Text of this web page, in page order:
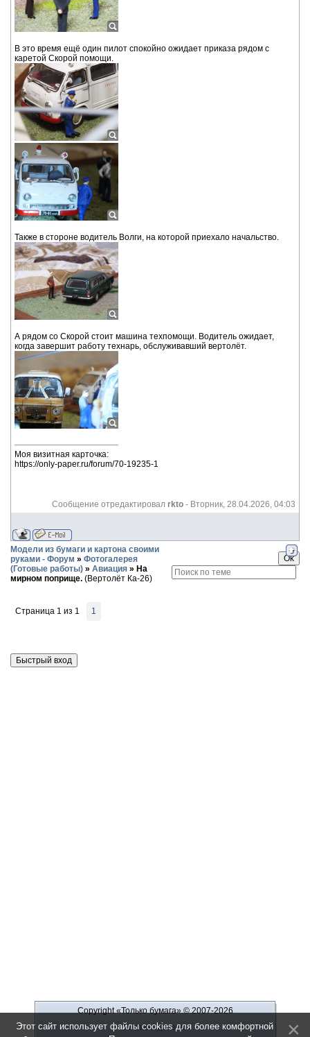
В это время ещё один пилот спокойно ожидает приказа рядом с
каретой Скорой помощи.
Также в стороне водитель Волги, на которой приехало начальство.
А рядом со Скорой стоит машина техпомощи. Водитель ожидает,
когда завершит работу технарь, обслуживавший вертолёт.
Моя визитная карточка:
https://only-paper.ru/forum/70-19235-1
Сообщение отредактировал rkto - Вторник, 28.04.2026, 04:03
Модели из бумаги и картона своими
руками - Форум » Фотогалерея
(Готовые работы) » Авиация » На
мирном поприще. (Вертолёт Ка-26)
Страница 1 из 1 1
Copyright «Только бумага»© 2007-2026
Рекламодателю
Этот сайт использует файлы cookies для более комфортной